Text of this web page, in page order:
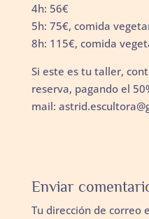
4h: 56€
5h: 75€, comida
8h: 115€, comida
Si este es tu taller,
reserva, pagando el
mail:
Enviar
Tu dirección de correo